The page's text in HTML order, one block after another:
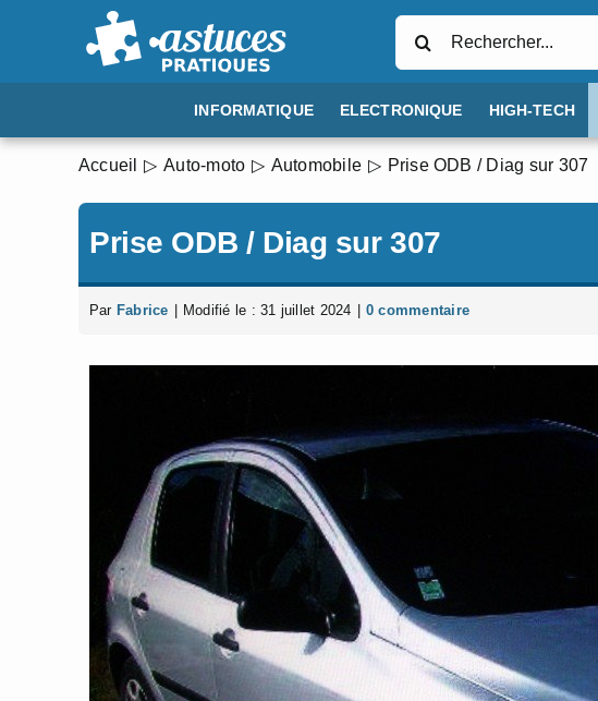
INFORMATIQUE ELECTRONIQUE HIGH-TECH
Accueil Auto-moto Automobile Prise ODB / Diag sur 307
Prise ODB / Diag sur 307
Par Fabrice Modifié le : 31 juillet 2024 0 commentaire